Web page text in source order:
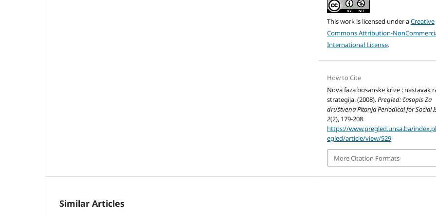
This work is licensed under aCreative
Commons Attribution-
International License.
How to Cite
Nova faza bosanske krize : nastavak
strategija. (2008).Pregled: časopis Za
društvena Pitanja Periodical for Social
2(2), 179-208.
https://www.pregled.unsa.ba/
egled/article/view/529
More Citation Formats
Similar Articles